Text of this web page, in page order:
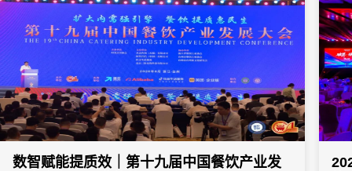
数智赋能提质效｜第十九届中国餐饮产业发